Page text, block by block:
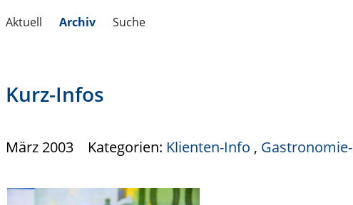
Aktuell Archiv Suche
Kurz-Infos
März 2003 Kategorien: Klienten-Info ,